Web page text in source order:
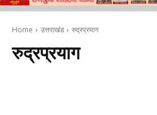
Home उत्तराखंड रुद्रप्रयाग
रुद्रप्रयाग